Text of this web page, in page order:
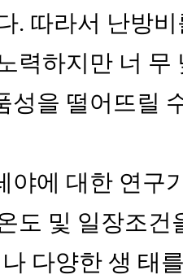
. 따라서 난방
력하지만 너 무
성을 떨어뜨릴
야에 대한 연구
도 및 일장조
다양한 생 태